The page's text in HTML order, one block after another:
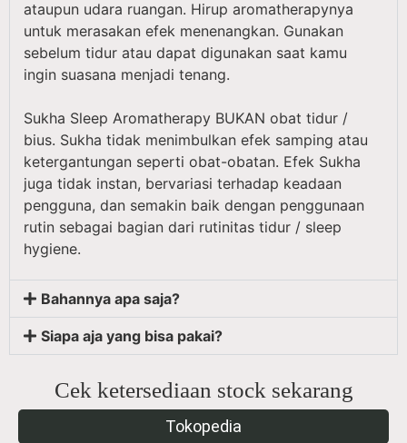
ataupun udara ruangan. Hirup aromatherapynya
untuk merasakan efek menenangkan. Gunakan
sebelum tidur atau dapat digunakan saat kamu
ingin suasana menjadi tenang.
Sukha Sleep Aromatherapy BUKAN obat tidur /
bius. Sukha tidak menimbulkan efek samping atau
ketergantungan seperti obat-obatan. Efek Sukha
juga tidak instan, bervariasi terhadap keadaan
pengguna, dan semakin baik dengan penggunaan
rutin sebagai bagian dari rutinitas tidur / sleep
hygiene.
Bahannya apa saja?
Siapa aja yang bisa pakai?
Cek ketersediaan stock sekarang
Tokopedia